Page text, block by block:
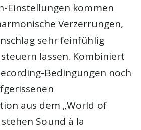
Einstellungen kommen
Verzerrungen,
sehr feinfühlig
lassen. Kombiniert
Bedingungen noch
aus dem „World of
Sound à la